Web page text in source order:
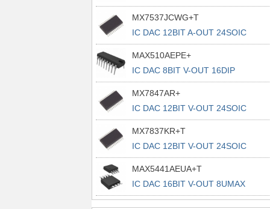
MX7537JCWG+T
IC DAC 12BIT A-OUT 24SOIC
MAX510AEPE+
IC DAC 8BIT V-OUT 16DIP
MX7847AR+
IC DAC 12BIT V-OUT 24SOIC
MX7837KR+T
IC DAC 12BIT V-OUT 24SOIC
MAX5441AEUA+T
IC DAC 16BIT V-OUT 8UMAX